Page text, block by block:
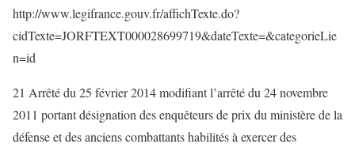
http://www.legifrance.gouv.fr/affichTexte.do?
cidTexte=JORFTEXT000028699719&dateTexte=&categorieLie
n=id
21 Arrêté du 25 février 2014 modifiant l’arrêté du 24 novembre
2011 portant désignation des enquêteurs de prix du ministère de la
défense et des anciens combattants habilités à exercer des